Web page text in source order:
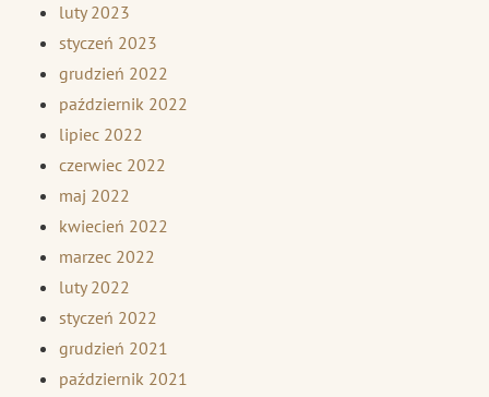
luty 2023
styczeń 2023
grudzień 2022
październik 2022
lipiec 2022
czerwiec 2022
maj 2022
kwiecień 2022
marzec 2022
luty 2022
styczeń 2022
grudzień 2021
październik 2021